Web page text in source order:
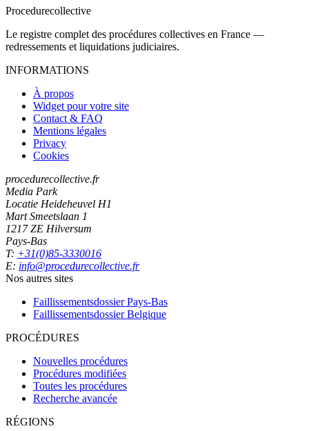
Procedurecollective
Le registre complet des procédures collectives en France —
redressements et liquidations judiciaires.
INFORMATIONS
À propos
Widget pour votre site
Contact & FAQ
Mentions légales
Privacy
Cookies
procedurecollective.fr
Media Park
Locatie Heideheuvel H1
Mart Smeetslaan 1
1217 ZE Hilversum
Pays-Bas
T: +31(0)85-3330016
E: info@procedurecollective.fr
Nos autres sites
Faillissementsdossier Pays-Bas
Faillissementsdossier Belgique
PROCÉDURES
Nouvelles procédures
Procédures modifiées
Toutes les procédures
Recherche avancée
RÉGIONS